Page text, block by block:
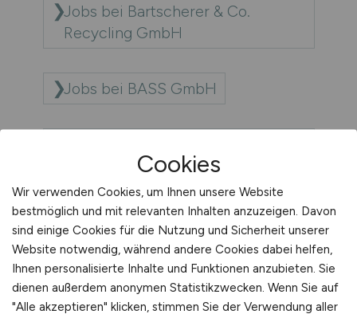
Jobs bei Bartscherer & Co.
Recycling GmbH
Jobs bei BASS GmbH
Liegenschaftsbetrieb NRW
Jobs bei BAUER KOMPRESSOREN
GmbH
Jobs bei Bayerische Zugspitzbahn
Cookies
Wir verwenden Cookies, um Ihnen unsere Website
bestmöglich und mit relevanten Inhalten anzuzeigen. Davon
sind einige Cookies für die Nutzung und Sicherheit unserer
Website notwendig, während andere Cookies dabei helfen,
Ihnen personalisierte Inhalte und Funktionen anzubieten. Sie
dienen außerdem anonymen Statistikzwecken. Wenn Sie auf
"Alle akzeptieren" klicken, stimmen Sie der Verwendung aller